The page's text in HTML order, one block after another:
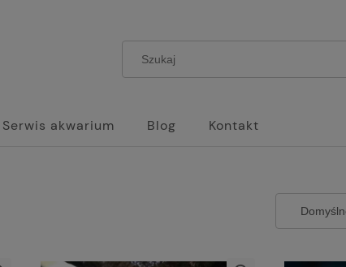
Serwis akwarium Blog Kontakt